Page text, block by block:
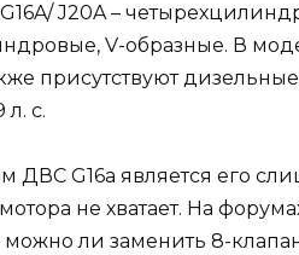
J20A –
V-образные. В
присутствуют
л. с.
ДВС G16a является его
не хватает. На
ли заменить 8-